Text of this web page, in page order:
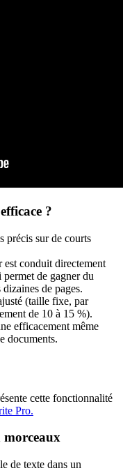
?
précis sur de courts
est conduit directement
permet de gagner du
de pages.
(taille fixe, par
de 10 à 15 %).
efficacement même
documents.
cette fonctionnalité
Pro.
morceaux
de texte dans un